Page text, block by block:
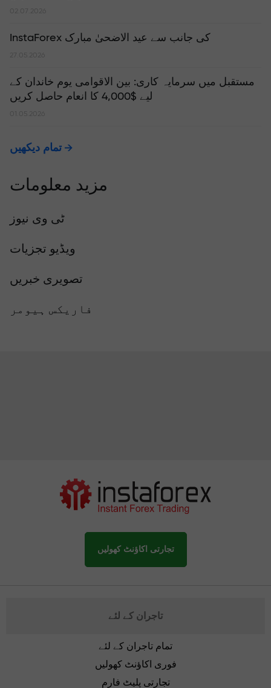
02.07.2026
InstaForex کی جانب سے عید الاضحیٰ مبارک
27.05.2026
مستقبل میں سرمایہ کاری: بین الاقوامی یوم خاندان کے
لیے $4,000 کا انعام حاصل کریں
01.05.2026
تمام دیکھیں
مزید معلومات
ٹی وی نیوز
ویڈیو تجزیات
تصویری خبریں
فاریکس ہیومر
تجارتی اکاؤنٹ کھولیں
تاجران کے لئے
تمام تاجران کے لئے
فوری اکاؤنٹ کھولیں
تجارتی پلیٹ فارم